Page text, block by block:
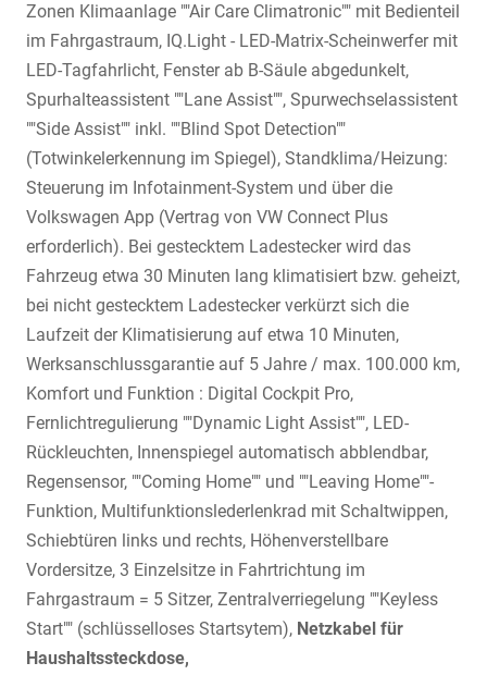
Zonen Klimaanlage ""Air Care Climatronic"" mit Bedienteil
im Fahrgastraum, IQ.Light - LED-Matrix-Scheinwerfer mit
LED-Tagfahrlicht, Fenster ab B-Säule abgedunkelt,
Spurhalteassistent ""Lane Assist"", Spurwechselassistent
""Side Assist"" inkl. ""Blind Spot Detection""
(Totwinkelerkennung im Spiegel), Standklima/Heizung:
Steuerung im Infotainment-System und über die
Volkswagen App (Vertrag von VW Connect Plus
erforderlich). Bei gestecktem Ladestecker wird das
Fahrzeug etwa 30 Minuten lang klimatisiert bzw. geheizt,
bei nicht gestecktem Ladestecker verkürzt sich die
Laufzeit der Klimatisierung auf etwa 10 Minuten,
Werksanschlussgarantie auf 5 Jahre / max. 100.000 km,
Komfort und Funktion : Digital Cockpit Pro,
Fernlichtregulierung ""Dynamic Light Assist"", LED-
Rückleuchten, Innenspiegel automatisch abblendbar,
Regensensor, ""Coming Home"" und ""Leaving Home""-
Funktion, Multifunktionslederlenkrad mit Schaltwippen,
Schiebtüren links und rechts, Höhenverstellbare
Vordersitze, 3 Einzelsitze in Fahrtrichtung im
Fahrgastraum = 5 Sitzer, Zentralverriegelung ""Keyless
Start"" (schlüsselloses Startsytem), Netzkabel für
Haushaltssteckdose,